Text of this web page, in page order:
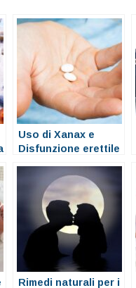
Uso di Xanax e
Disfunzione erettile
erezione
Rimedi naturali per i